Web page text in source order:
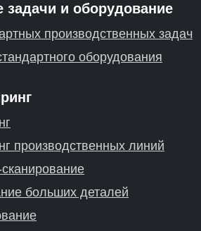
задачи и оборудование
производственных задач
оборудования
производственных линий
больших деталей